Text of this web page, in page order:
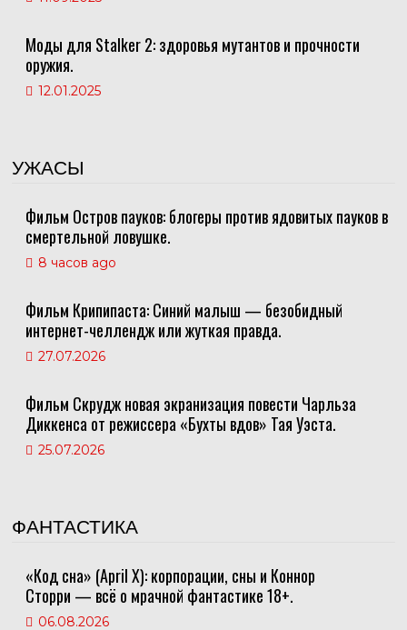
Моды для Stalker 2: здоровья мутантов и прочности
оружия.
12.01.2025
УЖАСЫ
Фильм Остров пауков: блогеры против ядовитых пауков в
смертельной ловушке.
8 часов ago
Фильм Крипипаста: Синий малыш — безобидный
интернет-челлендж или жуткая правда.
27.07.2026
Фильм Скрудж новая экранизация повести Чарльза
Диккенса от режиссера «Бухты вдов» Тая Уэста.
25.07.2026
ФАНТАСТИКА
«Код сна» (April X): корпорации, сны и Коннор
Сторри — всё о мрачной фантастике 18+.
06.08.2026